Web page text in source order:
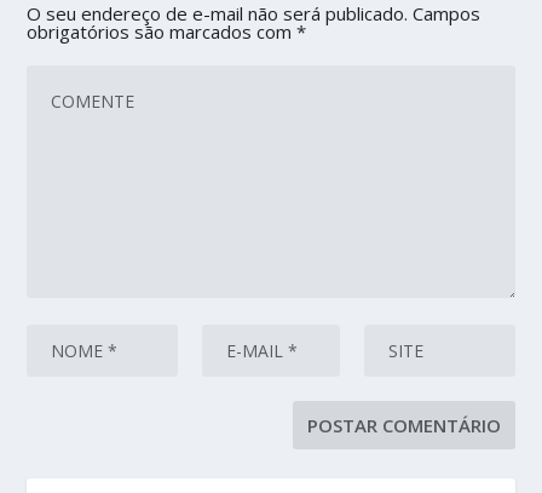
O seu endereço de e-mail não será publicado. Campos
obrigatórios são marcados com*